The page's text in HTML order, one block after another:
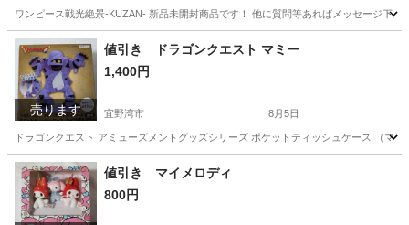
ワンピース戦光絶景-KUZAN- 新品未開封商品です！ 他に質問等あればメッセージ下さ
沖縄 宜野湾市 フィギュア 商品
売ります
値引き ドラゴンクエスト マミー
1,400円
宜野湾市 8月5日
ドラゴンクエスト アミューズメントグッズシリーズ ポケットティッシュケース （マ
沖縄 宜野湾市 フィギュア ドラゴンクエスト
値引き マイメロディ
800円